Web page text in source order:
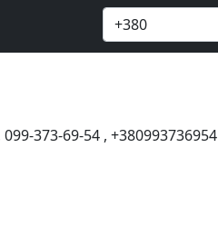
099-373-69-54 , +380993736954